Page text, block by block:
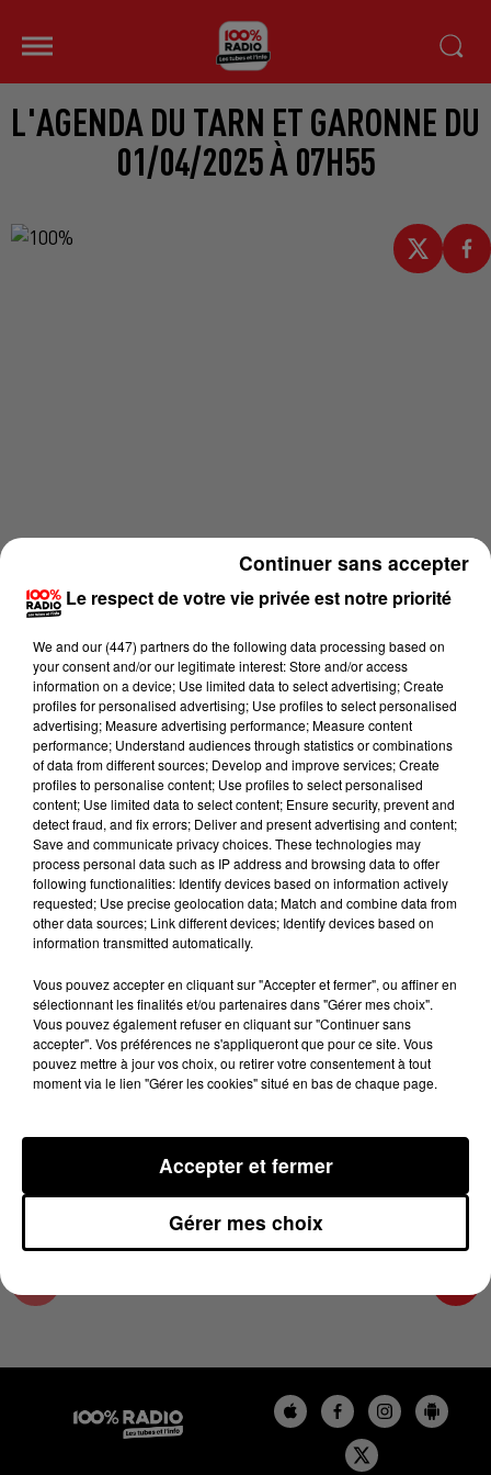
L'AGENDA DU TARN ET GARONNE DU
01/04/2025 À 07H55
Lecture (1 min 15 sec)
100%
100% Radio l'agenda du Tarn et Garonne
1er avril 2025 - 1 min 15 sec
L'AGENDA DU TARN ET GARONNE DU
01/04/2025 À 07H55
L'agenda du Tarn et Garonne
Le respect de votre vie privée est notre priorité
We and our (447) partnersdo the following data processing based on
your consent and/or our legitimate interest: Store and/or access
information on a device; Use limited data to select advertising; Create
profiles for personalised advertising; Use profiles to select personalised
advertising; Measure advertising performance; Measure content
performance; Understand audiences through statistics or combinations
of data from different sources; Develop and improve services; Create
profiles to personalise content; Use profiles to select personalised
content; Use limited data to select content; Ensure security, prevent and
detect fraud, and fix errors; Deliver and present advertising and content;
Save and communicate privacy choices. These technologies may
process personal data such as IP address and browsing data to offer
following functionalities: Identify devices based on information actively
requested; Use precise geolocation data; Match and combine data from
other data sources; Link different devices; Identify devices based on
information transmitted automatically.
Vous pouvez accepter en cliquant sur "Accepter et fermer", ou affiner en
sélectionnant les finalités et/ou partenaires dans "Gérer mes choix".
Vous pouvez également refuser en cliquant sur "Continuer sans
accepter". Vos préférences ne s'appliqueront que pour ce site. Vous
pouvez mettre à jour vos choix, ou retirer votre consentement à tout
moment via le lien "Gérer les cookies" situé en bas de chaque page.
Gérer mes choix
Accepter et fermer
Continuer sans accepter